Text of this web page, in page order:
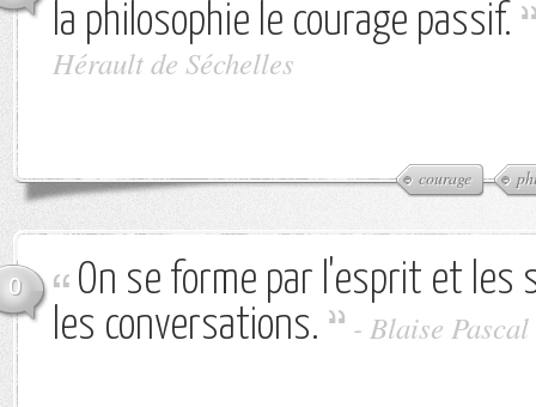
la philosophie le courage passif.
Hérault de Séchelles
courage
0
On se forme par l'esprit et les
les conversations.
- Blaise Pascal